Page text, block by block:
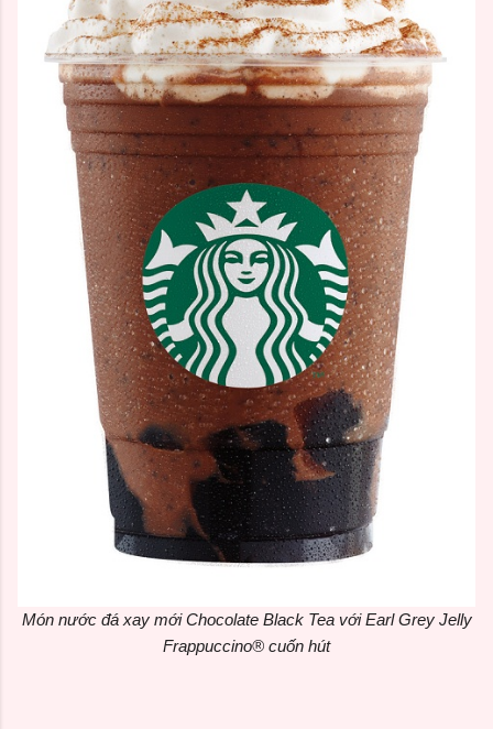
Món nước đá xay mới Chocolate Black Tea với Earl Grey Jelly
Frappuccino® cuốn hút